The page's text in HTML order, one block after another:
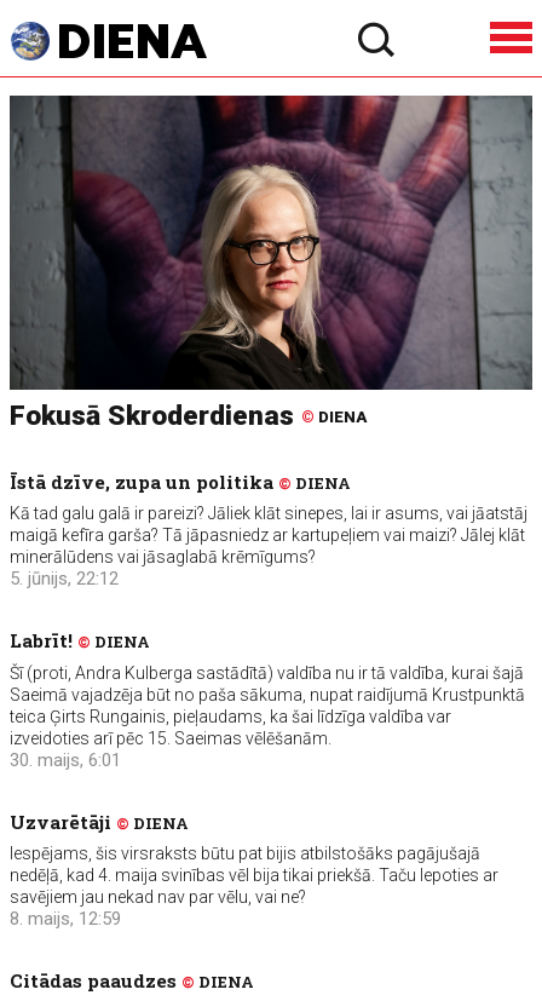
Fokusā Skroderdienas © DIENA
Īstā dzīve, zupa un politika © DIENA
Kā tad galu galā ir pareizi? Jāliek klāt sinepes, lai ir asums, vai jāatstāj
maigā kefīra garša? Tā jāpasniedz ar kartupeļiem vai maizi? Jālej klāt
minerālūdens vai jāsaglabā krēmīgums?
5. jūnijs, 22:12
Labrīt! © DIENA
Šī (proti, Andra Kulberga sastādītā) valdība nu ir tā valdība, kurai šajā
Saeimā vajadzēja būt no paša sākuma, nupat raidījumā Krustpunktā
teica Ģirts Rungainis, pieļaudams, ka šai līdzīga valdība var
izveidoties arī pēc 15. Saeimas vēlēšanām.
30. maijs, 6:01
Uzvarētāji © DIENA
Iespējams, šis virsraksts būtu pat bijis atbilstošāks pagājušajā
nedēļā, kad 4. maija svinības vēl bija tikai priekšā. Taču lepoties ar
savējiem jau nekad nav par vēlu, vai ne?
8. maijs, 12:59
Citādas paaudzes © DIENA